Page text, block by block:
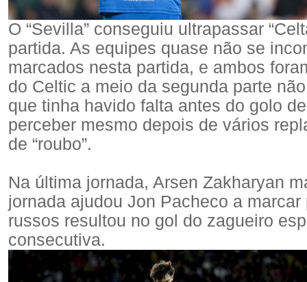
O “Sevilla” conseguiu ultrapassar
partida. As equipes quase não se
marcados nesta partida, e ambos
do Celtic a meio da segunda parte
que tinha havido falta antes do golo
perceber mesmo depois de vários
de “roubo”.
Na última jornada, Arsen Zakharyan
jornada ajudou Jon Pacheco a
russos resultou no gol do zagueiro
consecutiva.